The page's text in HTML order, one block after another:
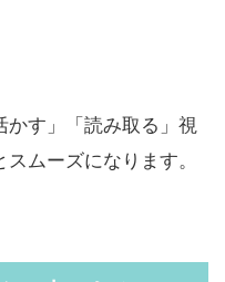
かす」「読み取る」視
ムーズになります。